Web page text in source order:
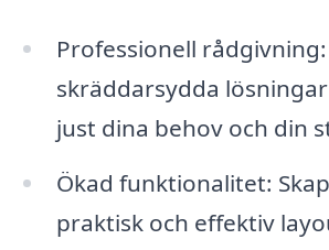
Professionell rådgivning:
skräddarsydda
just dina behov och din
Ökad funktionalitet:
praktisk och effektiv